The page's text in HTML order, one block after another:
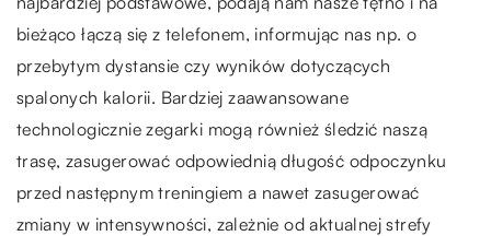
bieżąco łączą się z telefonem, informując nas np. o
przebytym dystansie czy wyników dotyczących
spalonych kalorii. Bardziej zaawansowane
technologicznie zegarki mogą również śledzić naszą
trasę, zasugerować odpowiednią długość odpoczynku
przed następnym treningiem a nawet zasugerować
zmiany w intensywności, zależnie od aktualnej strefy